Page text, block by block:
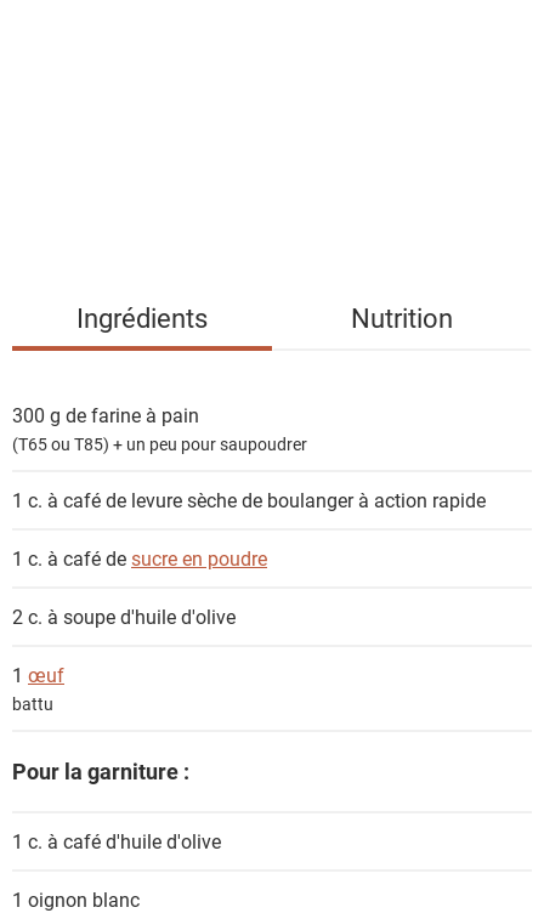
i
e
n
s
Ingrédients Nutrition
300 g defarine à pain
(T65 ou T85) + un peu pour saupoudrer
1 c. à café de levure sèche de boulanger à action rapide
1 c. à café desucre en poudre
2 c. à souped'huile d'olive
1 œuf
battu
Pour la garniture :
1 c. à caféd'huile d'olive
1 oignon blanc